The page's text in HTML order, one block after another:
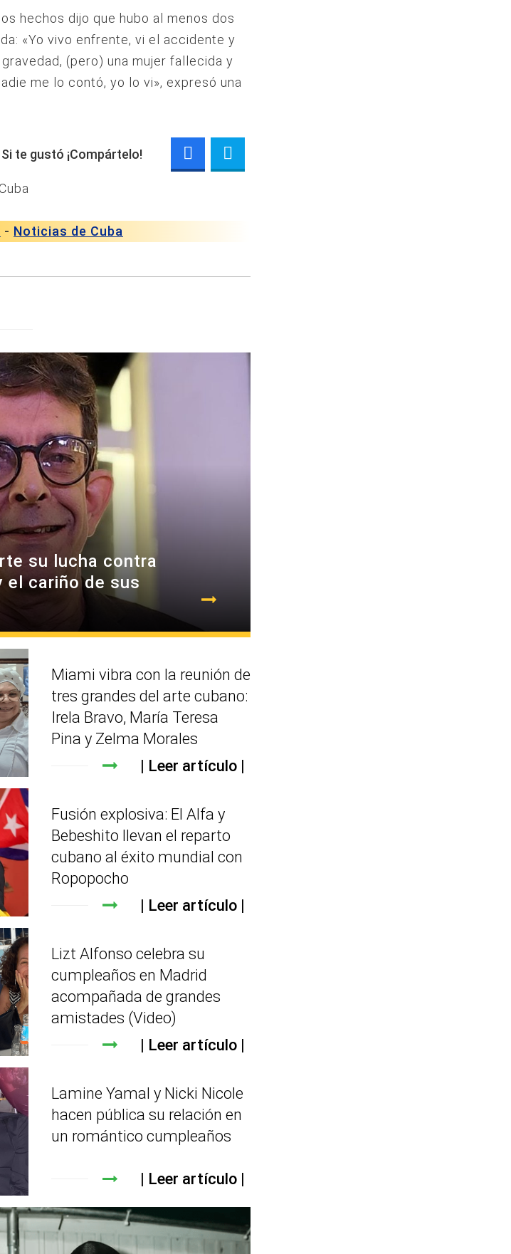
hechos dijo que hubo al menos dos
«Yo vivo enfrente, vi el accidente y
(pero) una mujer fallecida y
me lo contó, yo lo vi», expresó una
Si te gustó ¡Compártelo!
- Noticias de Cuba
su lucha contra
el cariño de sus
Miami vibra con la reunión de
tres grandes del arte cubano:
Irela Bravo, María Teresa
Pina y Zelma Morales
Leer artículo
Fusión explosiva: El Alfa y
Bebeshito llevan el reparto
cubano al éxito mundial con
Ropopocho
Leer artículo
Lizt Alfonso celebra su
cumpleaños en Madrid
acompañada de grandes
amistades (Video)
Leer artículo
Lamine Yamal y Nicki Nicole
hacen pública su relación en
un romántico cumpleaños
Leer artículo